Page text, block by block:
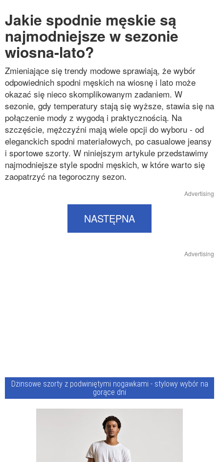
Jakie spodnie męskie są
najmodniejsze w sezonie
wiosna-lato?
Zmieniające się trendy modowe sprawiają, że wybór
odpowiednich spodni męskich na wiosnę i lato może
okazać się nieco skomplikowanym zadaniem. W
sezonie, gdy temperatury stają się wyższe, stawia się na
połączenie mody z wygodą i praktycznością. Na
szczęście, mężczyźni mają wiele opcji do wyboru - od
eleganckich spodni materiałowych, po casualowe jeansy
i sportowe szorty. W niniejszym artykule przedstawimy
najmodniejsze style spodni męskich, w które warto się
zaopatrzyć na tegoroczny sezon.
Advertising
NASTĘPNA
Advertising
Dżinsowe szorty z podwiniętymi nogawkami - stylowy wybór na
gorące dni